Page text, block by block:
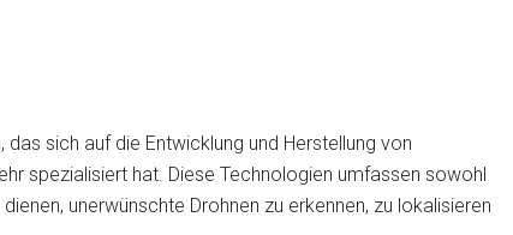
sich auf die Entwicklung und Herstellung von
spezialisiert hat. Diese Technologien umfassen sowohl
unerwünschte Drohnen zu erkennen, zu lokalisieren